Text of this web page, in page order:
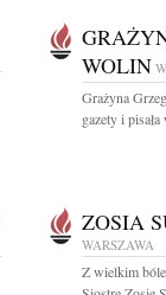
WOLIN
Grażyna
gazety i
ZOSIA
WARSZAWA
Z wielkim